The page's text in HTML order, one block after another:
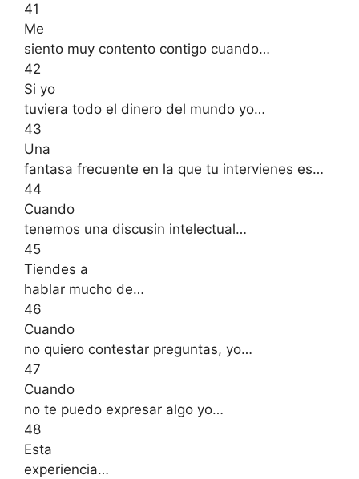
41
Me
siento muy contento contigo cuando…
42
Si yo
tuviera todo el dinero del mundo yo…
43
Una
fantasa frecuente en la que tu intervienes es…
44
Cuando
tenemos una discusin intelectual…
45
Tiendes a
hablar mucho de…
46
Cuando
no quiero contestar preguntas, yo…
47
Cuando
no te puedo expresar algo yo…
48
Esta
experiencia…